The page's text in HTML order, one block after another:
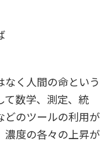
く人間の命という
て数学、測定、統
どのツールの利用が
濃度の各々の上昇が